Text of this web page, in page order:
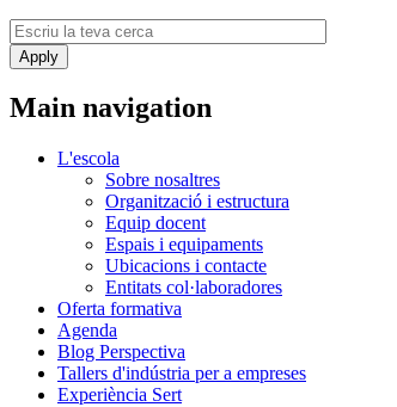
Main navigation
L'escola
Sobre nosaltres
Organització i estructura
Equip docent
Espais i equipaments
Ubicacions i contacte
Entitats col·laboradores
Oferta formativa
Agenda
Blog Perspectiva
Tallers d'indústria per a empreses
Experiència Sert